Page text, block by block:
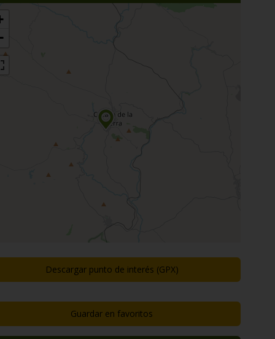
Descargar punto de interés (GPX)
Guardar en favoritos